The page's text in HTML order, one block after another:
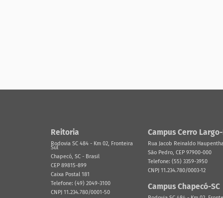
Reitoria
Rodovia SC 484 - Km 02, Fronteira
Sul
Chapecó, SC - Brasil
CEP 89815-899
Caixa Postal 181
Telefone: (49) 2049-3100
CNPJ 11.234.780/0001-50
Campus Cerro Largo-
Rua Jacob Reinaldo
São Pedro, CEP 97900-000
Telefone: (55) 3359-3950
CNPJ 11.234.780/0003-12
Campus Chapecó-SC